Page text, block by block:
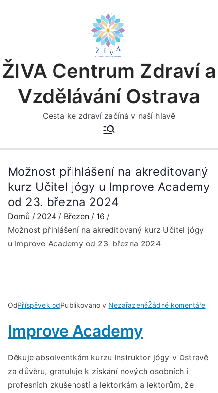
ŽIVA Centrum Zdraví a
Vzdělávání Ostrava
Cesta ke zdraví začíná v naší hlavě
Možnost přihlášení na akreditovaný
kurz Učitel jógy u Improve Academy
od 23. března 2024
Domů 2024 Březen
16
Možnost přihlášení na akreditovaný kurz Učitel jógy
u Improve Academy od 23. března 2024
OdPříspěvek odPublikováno v NezařazenéŽádné komentářeu
Improve Academy
Děkuje absolventkám kurzu Instruktor jógy v Ostravě
za důvěru, gratuluje k získání nových osobních i
profesních zkušeností a lektorkám a lektorům, že